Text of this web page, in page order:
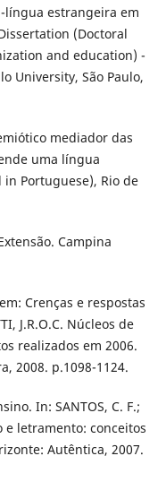
língua estrangeira em
(Doctoral
and education) -
University, São Paulo,
mediador das
uma língua
Portuguese), Rio de
Campina
Crenças e respostas
J.R.O.C. Núcleos de
realizados em 2006.
2008. p.1098-1124.
In: SANTOS, C. F.;
e letramento: conceitos
Autêntica, 2007.